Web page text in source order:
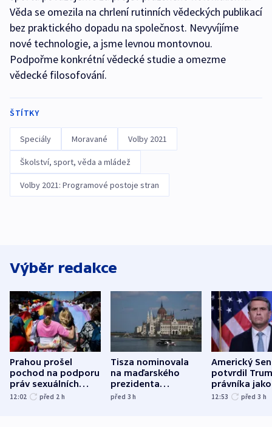
Věda se omezila na chrlení rutinních vědeckých publikací
bez praktického dopadu na společnost. Nevyvíjíme
nové technologie, a jsme levnou montovnou.
Podpořme konkrétní vědecké studie a omezme
vědecké filosofování.
ŠTÍTKY
Speciály Moravané Volby 2021
Školství, sport, věda a mládež
Volby 2021: Programové postoje stran
Výběr redakce
Prahou prošel
pochod na podporu
práv sexuálních
menšin
12:02 před 2 h
Tisza nominovala
na maďarského
prezidenta
bývalého šéfa
před 3h
Americký
potvrdil
právníka jako
ministra
12:53 před 3 h